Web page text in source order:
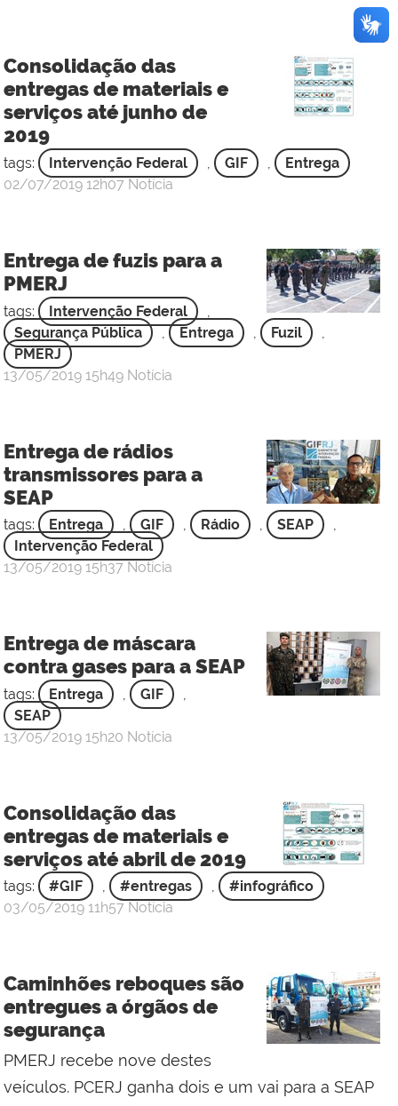
Oliveira
Carneiro
-
3
Sgt
Consolidação das
entregas de materiais e
serviços até junho de
2019
tags: Intervenção Federal , GIF ,
Entrega
por
Federal
publicado
02/07/2019 12h07 Notícia
Entrega de fuzis para a
PMERJ
tags: Intervenção Federal
Segurança Pública
Entrega Fuzil
PMERJ
por
publicado
13/05/2019 15h49 Notícia
Entrega de rádios
transmissores para a
SEAP
tags: Entrega , GIF , Rádio , SEAP
,
Intervenção Federal
por
publicado
13/05/2019 15h37 Notícia
Entrega de máscara
contra gases para a SEAP
tags: Entrega , GIF
,
SEAP
por
publicado
13/05/2019 15h20 Notícia
Consolidação das
entregas de materiais e
serviços até abril de 2019
tags: #GIF , #entregas ,
#infográfico
por
Federal
publicado
03/05/2019 11h57 Notícia
Caminhões reboques são
entregues a órgãos de
segurança
PMERJ recebe nove destes
veículos. PCERJ ganha dois e um vai para a SEAP